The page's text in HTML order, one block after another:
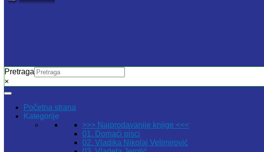
Pretraga
×
Početna strana
Kategorije
>>> Najprodavanije knjige <<<
01. Domaći pisci
02. Vladika Nikolaj Velimirović